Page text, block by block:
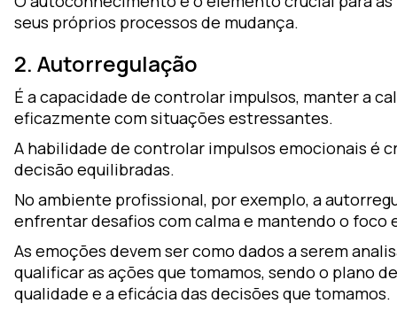
seus próprios processos de mudança.
2. Autorregulação
É a capacidade de controlar impulsos, manter a
eficazmente com situações estressantes.
A habilidade de controlar impulsos emocionais é
decisão equilibradas.
No ambiente profissional, por exemplo, a
enfrentar desafios com calma e mantendo o foco
As emoções devem ser como dados a serem
qualificar as ações que tomamos, sendo o plano
qualidade e a eficácia das decisões que tomamos.